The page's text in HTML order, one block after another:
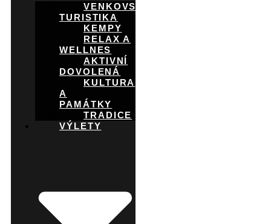
VENKOVSKÁ
TURISTIKA
KEMPY
RELAX A
WELLNES
AKTIVNÍ
DOVOLENÁ
KULTURA
A
PAMÁTKY
TRADICE
VÝLETY